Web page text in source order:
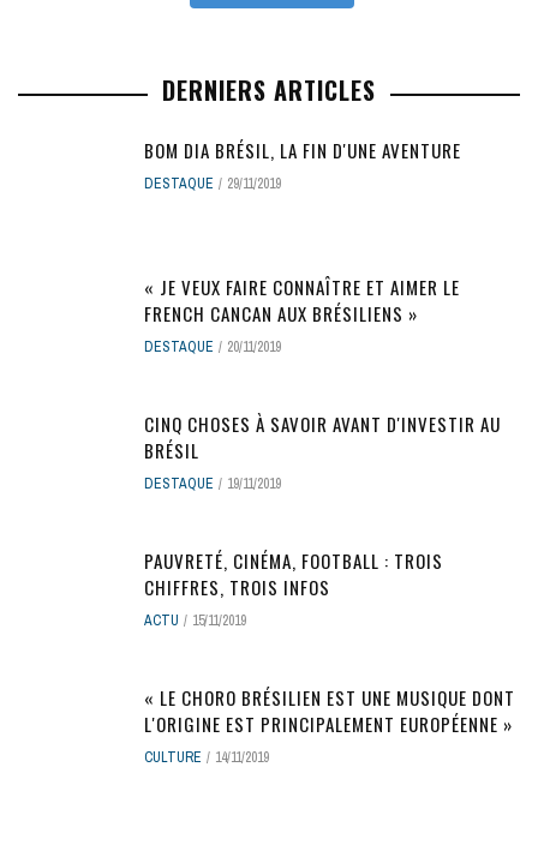
DERNIERS ARTICLES
BOM DIA BRÉSIL, LA FIN D'UNE AVENTURE
DESTAQUE 29/11/2019
« JE VEUX FAIRE CONNAÎTRE ET AIMER LE
FRENCH CANCAN AUX BRÉSILIENS »
DESTAQUE 20/11/2019
CINQ CHOSES À SAVOIR AVANT D'INVESTIR AU
BRÉSIL
DESTAQUE 19/11/2019
PAUVRETÉ, CINÉMA, FOOTBALL : TROIS
CHIFFRES, TROIS INFOS
ACTU 15/11/2019
« LE CHORO BRÉSILIEN EST UNE MUSIQUE DONT
L'ORIGINE EST PRINCIPALEMENT EUROPÉENNE »
CULTURE 14/11/2019